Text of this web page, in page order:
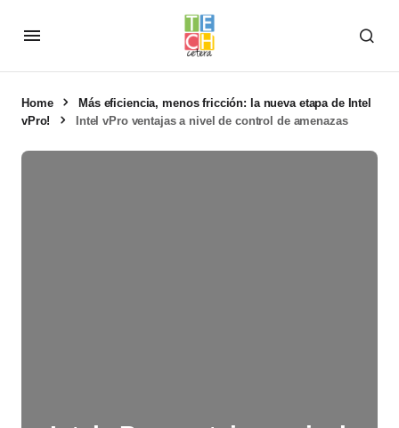
Home
Más eficiencia, menos fricción: la nueva etapa de Intel
vPro!
Intel vPro ventajas a nivel de control de amenazas